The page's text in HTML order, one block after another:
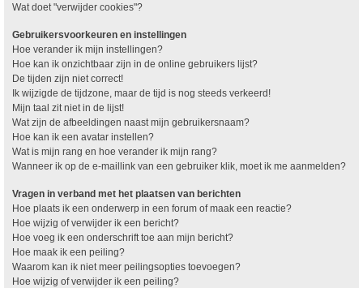
Wat doet "verwijder cookies"?
Gebruikersvoorkeuren en instellingen
Hoe verander ik mijn instellingen?
Hoe kan ik onzichtbaar zijn in de online gebruikers lijst?
De tijden zijn niet correct!
Ik wijzigde de tijdzone, maar de tijd is nog steeds verkeerd!
Mijn taal zit niet in de lijst!
Wat zijn de afbeeldingen naast mijn gebruikersnaam?
Hoe kan ik een avatar instellen?
Wat is mijn rang en hoe verander ik mijn rang?
Wanneer ik op de e-maillink van een gebruiker klik, moet ik me aanmelden?
Vragen in verband met het plaatsen van berichten
Hoe plaats ik een onderwerp in een forum of maak een reactie?
Hoe wijzig of verwijder ik een bericht?
Hoe voeg ik een onderschrift toe aan mijn bericht?
Hoe maak ik een peiling?
Waarom kan ik niet meer peilingsopties toevoegen?
Hoe wijzig of verwijder ik een peiling?